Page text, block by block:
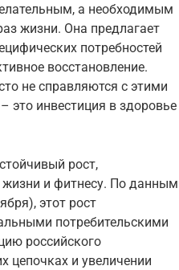
а необходимым
жизни. Она предлагает
потребностей
восстановление.
не справляются с этими
это инвестиция в здоровье
рост,
и фитнесу. По данным
этот рост
потребительскими
российского
цепочках и увеличении